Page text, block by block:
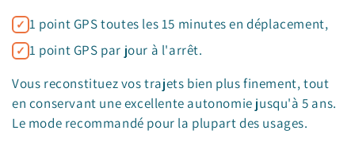
1 point GPS toutes les 15 minutes en déplacement,
1 point GPS par jour à l'arrêt.
Vous reconstituez vos trajets bien plus finement, tout
en conservant une excellente autonomie jusqu'à 5 ans.
Le mode recommandé pour la plupart des usages.